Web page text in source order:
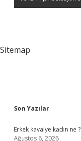
Sitemap
Sidebar
Son Yazılar
Erkek kavalye kadın ne ?
Ağustos 6, 2026